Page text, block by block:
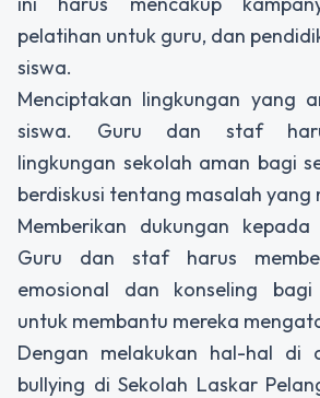
pelatihan untuk guru, dan
siswa.
Menciptakan lingkungan yang
siswa. Guru dan staf
lingkungan sekolah aman bagi
berdiskusi tentang masalah yang
Memberikan dukungan
Guru dan staf harus
emosional dan konseling
untuk membantu mereka
Dengan melakukan hal-hal di
bullying di Sekolah Laskar